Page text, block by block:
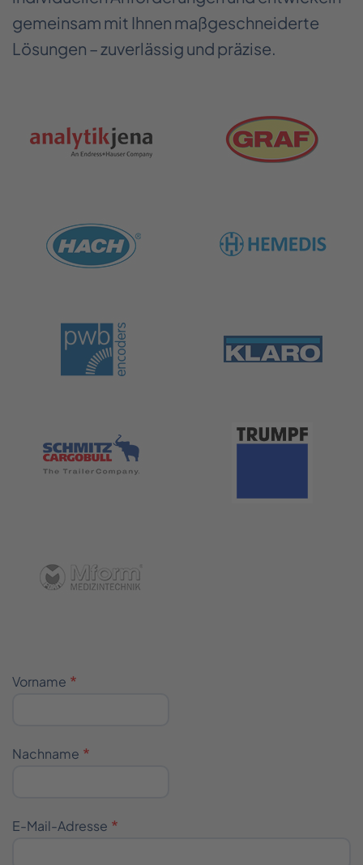
gemeinsam mit Ihnen maßgeschneiderte
Lösungen – zuverlässig und präzise.
__
___
____
Vorname
____
Nachname
E-Mail-Adresse